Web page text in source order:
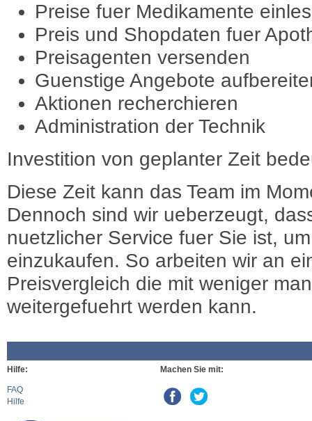
Preise fuer Medikamente
Preis und Shopdaten fuer
Preisagenten versenden
Guenstige Angebote
Aktionen recherchieren
Administration der Technik
Investition von geplanter Zeit
Diese Zeit kann das Team im
Dennoch sind wir ueberzeugt,
nuetzlicher Service fuer Sie ist,
einzukaufen. So arbeiten wir an
Preisvergleich die mit weniger
weitergefuehrt werden kann.
Hilfe:
FAQ
Hilfe
Machen Sie mit: